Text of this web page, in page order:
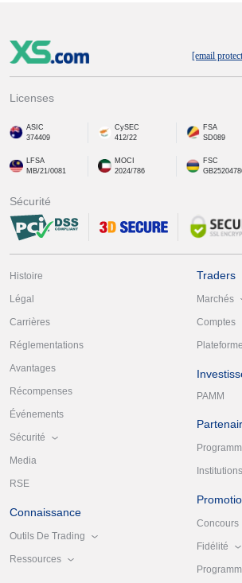
[email
Licenses
ASIC
374409
CySEC
412/22
FSA
SD089
LFSA
MB/21/0081
MOCI
2024/786
FSC
Sécurité
Histoire
Légal
Carrières
Réglementations
Avantages
Récompenses
Événements
Sécurité
Media
RSE
Connaissance
Outils De Trading
Ressources
Traders
Marchés
Comptes
PAMM
Institutions
Concours
Fidélité